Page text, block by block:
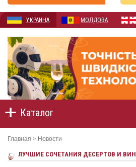
УКРАИНА МОЛДОВА
Каталог
Главная > Новости
ЛУЧШИЕ СОЧЕТАНИЯ ДЕСЕРТОВ И ВИН